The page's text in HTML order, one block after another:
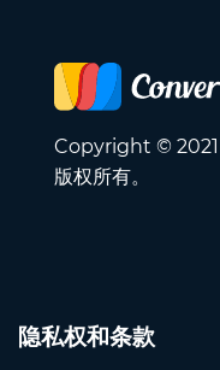
Copyright ©
版权所有。
隐私权和条款